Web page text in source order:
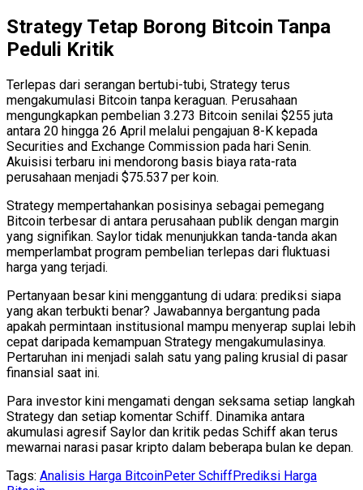
Strategy Tetap Borong Bitcoin Tanpa
Peduli Kritik
Terlepas dari serangan bertubi-tubi, Strategy terus
mengakumulasi Bitcoin tanpa keraguan. Perusahaan
mengungkapkan pembelian 3.273 Bitcoin senilai $255 juta
antara 20 hingga 26 April melalui pengajuan 8-K kepada
Securities and Exchange Commission pada hari Senin.
Akuisisi terbaru ini mendorong basis biaya rata-rata
perusahaan menjadi $75.537 per koin.
Strategy mempertahankan posisinya sebagai pemegang
Bitcoin terbesar di antara perusahaan publik dengan margin
yang signifikan. Saylor tidak menunjukkan tanda-tanda akan
memperlambat program pembelian terlepas dari fluktuasi
harga yang terjadi.
Pertanyaan besar kini menggantung di udara: prediksi siapa
yang akan terbukti benar? Jawabannya bergantung pada
apakah permintaan institusional mampu menyerap suplai lebih
cepat daripada kemampuan Strategy mengakumulasinya.
Pertaruhan ini menjadi salah satu yang paling krusial di pasar
finansial saat ini.
Para investor kini mengamati dengan seksama setiap langkah
Strategy dan setiap komentar Schiff. Dinamika antara
akumulasi agresif Saylor dan kritik pedas Schiff akan terus
mewarnai narasi pasar kripto dalam beberapa bulan ke depan.
Tags: Analisis Harga BitcoinPeter SchiffPrediksi Harga